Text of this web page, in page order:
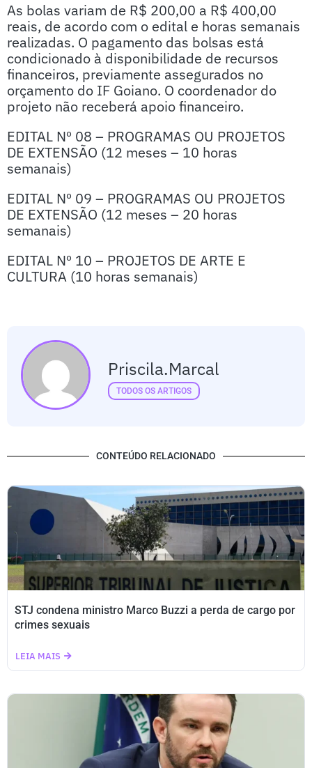
As bolas variam de R$ 200,00 a R$ 400,00
reais, de acordo com o edital e horas semanais
realizadas. O pagamento das bolsas está
condicionado à disponibilidade de recursos
financeiros, previamente assegurados no
orçamento do IF Goiano. O coordenador do
projeto não receberá apoio financeiro.
EDITAL Nº 08 – PROGRAMAS OU PROJETOS
DE EXTENSÃO (12 meses – 10 horas
semanais)
EDITAL Nº 09 – PROGRAMAS OU PROJETOS
DE EXTENSÃO (12 meses – 20 horas
semanais)
EDITAL Nº 10 – PROJETOS DE ARTE E
CULTURA (10 horas semanais)
Priscila.marcal
TODOS OS ARTIGOS
CONTEÚDO RELACIONADO
STJ condena ministro Marco Buzzi a perda de cargo por
crimes sexuais
LEIA MAIS